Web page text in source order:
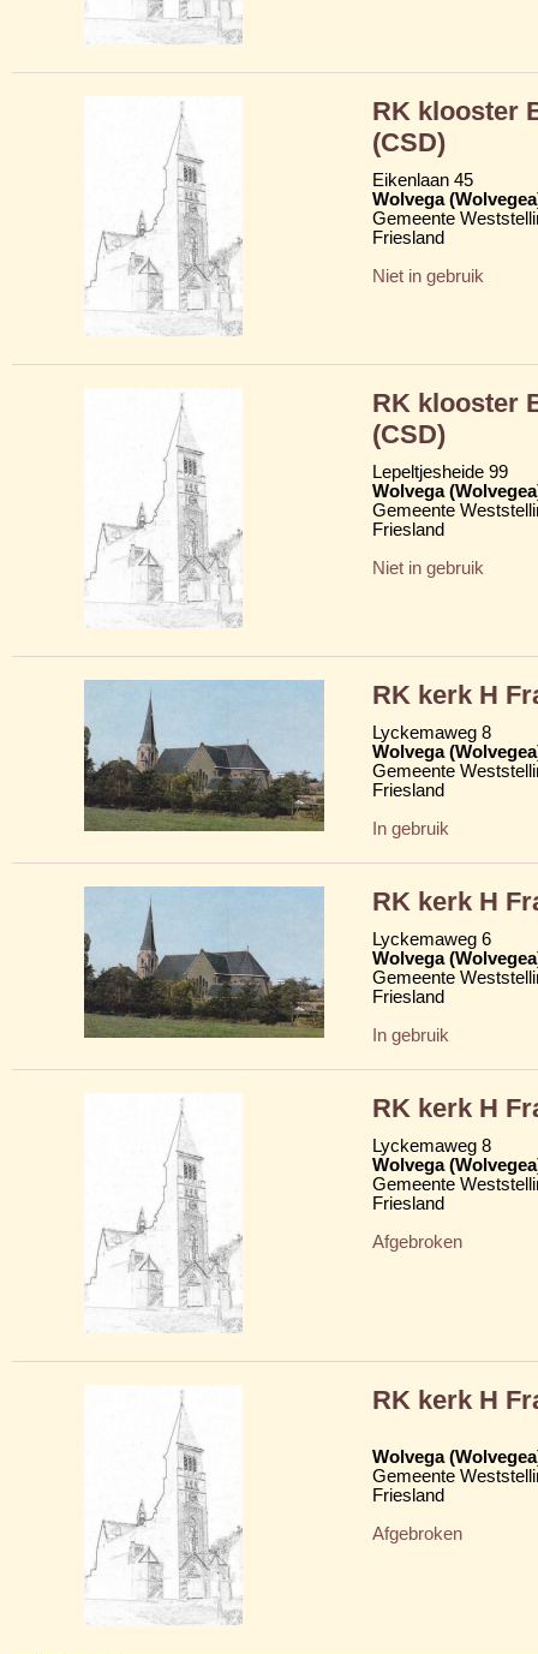
RK klooster
(CSD)
Eikenlaan 45
Wolvega
Gemeente
Friesland
Niet in gebruik
RK klooster
(CSD)
Lepeltjesheide 99
Wolvega
Gemeente
Friesland
Niet in gebruik
RK kerk H
Lyckemaweg 8
Wolvega
Gemeente
Friesland
In gebruik
RK kerk H
Lyckemaweg 6
Wolvega
Gemeente
Friesland
In gebruik
RK kerk H
Lyckemaweg 8
Wolvega
Gemeente
Friesland
Afgebroken
RK kerk H
Wolvega
Gemeente
Friesland
Afgebroken